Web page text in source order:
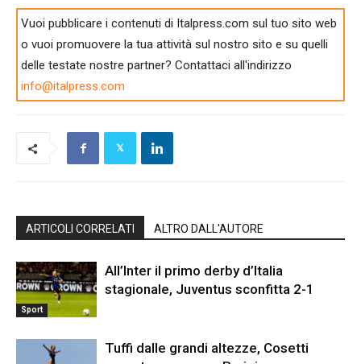
Vuoi pubblicare i contenuti di Italpress.com sul tuo sito web
o vuoi promuovere la tua attività sul nostro sito e su quelli
delle testate nostre partner? Contattaci all'indirizzo
info@italpress.com
ARTICOLI CORRELATI ALTRO DALL'AUTORE
Sport
All’Inter il primo derby d’Italia
stagionale, Juventus sconfitta 2-1
Tuffi dalle grandi altezze, Cosetti